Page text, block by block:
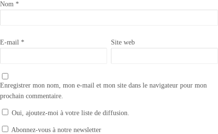
Nom *
E-mail * Site web
Enregistrer mon nom, mon e-mail et mon site dans le navigateur pour mon
prochain commentaire.
Oui, ajoutez-moi à votre liste de diffusion.
Abonnez-vous à notre newsletter